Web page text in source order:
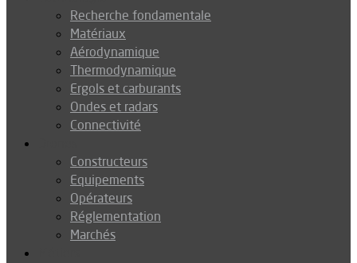
Recherche fondamentale
Matériaux
Aérodynamique
Thermodynamique
Ergols et carburants
Ondes et radars
Connectivité
Constructeurs
Equipements
Opérateurs
Réglementation
Marchés